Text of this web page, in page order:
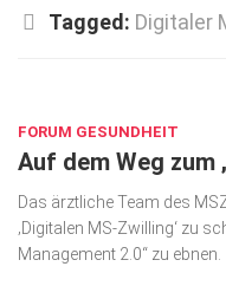
Orthopädie
Schönheit &
Special
Wirtschaft, Recht,
Tagged: Digitaler
FORUM GESUNDHEIT
Auf dem Weg zum
Das ärztliche Team des
‚Digitalen MS-Zwilling‘ zu
Management 2.0“ zu ebnen.